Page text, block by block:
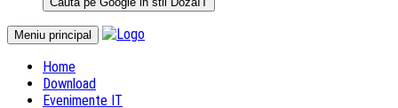
Meniu principal
Sari
Home
Download
Evenimente IT